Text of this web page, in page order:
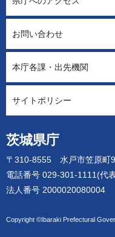
茨城県庁
〒310-8555 水戸市笠原町
電話番号 029-301-1111(代
法人番号 2000020080004
Copyright ©Ibaraki Prefectural
お問い合わせ
本庁各課・出先機関
サイトポリシー